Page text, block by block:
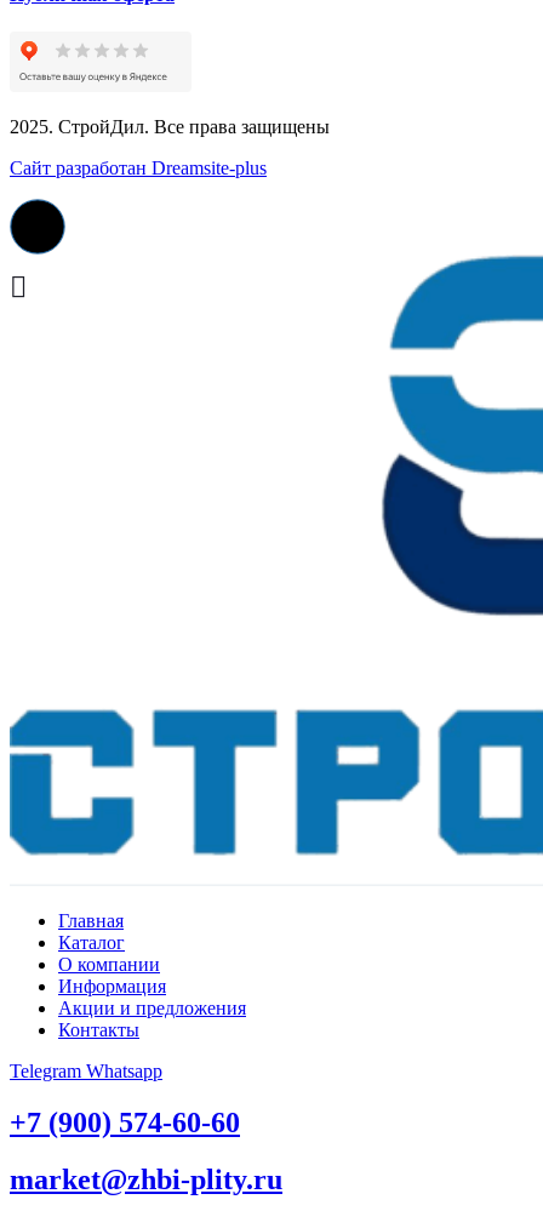
2025. СтройДил. Все права защищены
Сайт разработан Dreamsite-plus
Главная
Каталог
О компании
Информация
Акции и предложения
Контакты
Telegram Whatsapp
+7 (900) 574-60-60
market@zhbi-plity.ru